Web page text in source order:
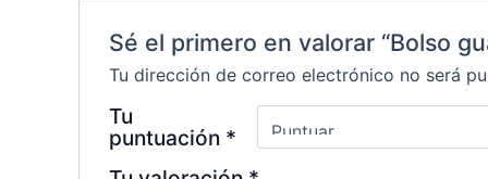
Sé el primero en valorar “Bolso
Tu dirección de correo electrónico no será
Tu
puntuación *